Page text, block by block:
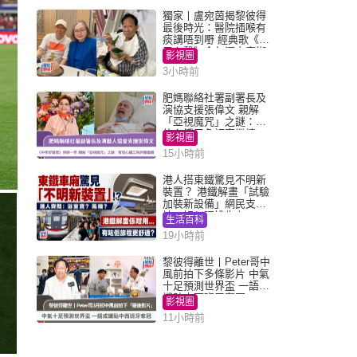
獨家丨盧宛茵揭黎彼得
最後時光：醫院插喉有
痰講唔到嘢 經典歌《浪
子心聲》金句源自廟街
睇相佬
影視圈
3小時前
肥媽聯絡社署副署長及
演協支援張偉文 親解
「亞視魔咒」之謎：有
信心鐵三角評審繼續
影視圈
15小時前
港人搭東鐵驚見不明新
裝置？ 港鐵解畫「試驗
加裝新設備」網民支
持：好似呢排先有
生活百科
19小時前
黎彼得離世丨Peter哥中
風前拍下多條影片 中氣
十足預測世界盃 一語成
讖貼中西班牙奪冠
影視圈
11小時前